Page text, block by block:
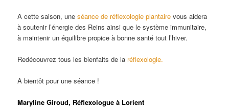
A cette saison, uneséance de réflexologie plantaire vous aidera
à soutenir l’énergie des Reins ainsi que le système immunitaire,
à maintenir un équilibre propice à bonne santé tout l’hiver.
Redécouvrez tous les bienfaits de la réflexologie.
A bientôt pour une séance !
Maryline Giroud, Réflexologue à Lorient